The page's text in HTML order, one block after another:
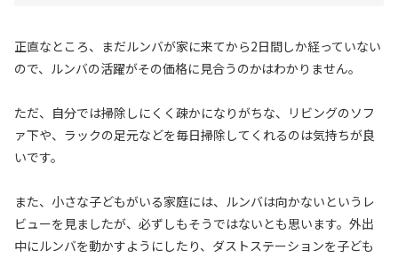
正直なところ、まだルンバが家に来てから2日間しか経っていない
ので、ルンバの活躍がその価格に見合うのかはわかりません。
ただ、自分では掃除しにくく疎かになりがちな、リビングのソフ
ァ下や、ラックの足元などを毎日掃除してくれるのは気持ちが良
いです。
また、小さな子どもがいる家庭には、ルンバは向かないというレ
ビューを見ましたが、必ずしもそうではないとも思います。外出
中にルンバを動かすようにしたり、ダストステーションを子ども